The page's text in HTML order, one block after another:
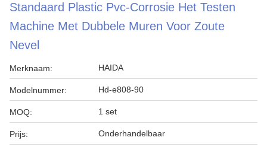
Standaard Plastic Pvc-Corrosie Het Testen
Machine Met Dubbele Muren Voor Zoute
Nevel
Merknaam: HAIDA
Modelnummer: Hd-e808-90
MOQ: 1 set
Prijs: Onderhandelbaar